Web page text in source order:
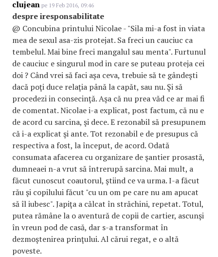
clujean pe 19 Feb 2016, 09:46
despre iresponsabilitate
@ Concubina printului Nicolae - "Sila mi-a fost in viata
mea de sexul asa-zis protejat. Sa freci un cauciuc ca
tembelul. Mai bine freci mangalul sau menta". Furtunul
de cauciuc e singurul mod in care se puteau proteja cei
doi ? Când vrei să faci aşa ceva, trebuie să te gândeşti
dacă poţi duce relaţia până la capăt, sau nu. Şi să
procedezi in consecinţă. Aşa că nu prea văd ce ar mai fi
de comentat. Nicolae i-a explicat, post factum, că nu e
de acord cu sarcina, şi dece. E rezonabil să presupunem
că i-a explicat şi ante. Tot rezonabil e de presupus că
respectiva a fost, la început, de acord. Odată
consumata afacerea cu organizare de şantier prosastă,
dumneaei n-a vrut să întrerupă sarcina. Mai mult, a
făcut cunoscut coautorul, ştiind ce va urma. I-a făcut
rău şi copilului făcut "cu un om pe care nu am apucat
să îl iubesc". Japiţa a călcat în străchini, repetat. Totul,
putea rămâne la o aventură de copii de cartier, ascunşi
în vreun pod de casă, dar s-a transformat în
dezmoştenirea prinţului. Al cărui regat, e o altă
poveste.